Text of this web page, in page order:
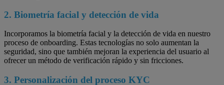
2. Biometría facial y detección de vida
Incorporamos la biometría facial y la detección de vida en nuestro
proceso de onboarding. Estas tecnologías no solo aumentan la
seguridad, sino que también mejoran la experiencia del usuario al
ofrecer un método de verificación rápido y sin fricciones.
3. Personalización del proceso KYC